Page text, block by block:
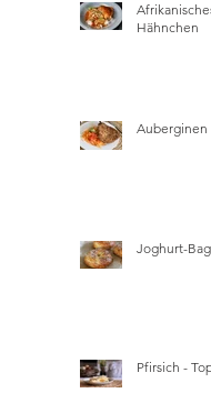
Hähnchen
Auberginen
Joghurt-
Pfirsich -